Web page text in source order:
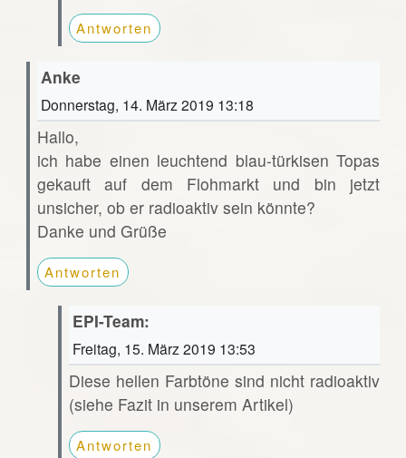
Antworten
Anke
Donnerstag, 14. März 2019 13:18
Hallo,
ich habe einen leuchtend blau-türkisen Topas
gekauft auf dem Flohmarkt und bin jetzt
unsicher, ob er radioaktiv sein könnte?
Danke und Grüße
Antworten
EPI-Team:
Freitag, 15. März 2019 13:53
Diese hellen Farbtöne sind nicht radioaktiv
(siehe Fazit in unserem Artikel)
Antworten